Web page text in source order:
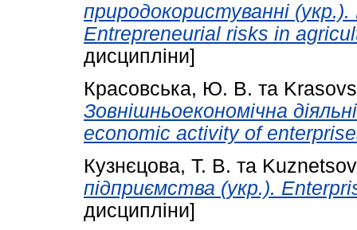
природокористуванні
Entrepreneurial risks in
дисципліни]
Красовська, Ю. В. та
Зовнішньоекономічна
economic activity of
Кузнєцова, Т. В. та
підприємства (укр.).
дисципліни]